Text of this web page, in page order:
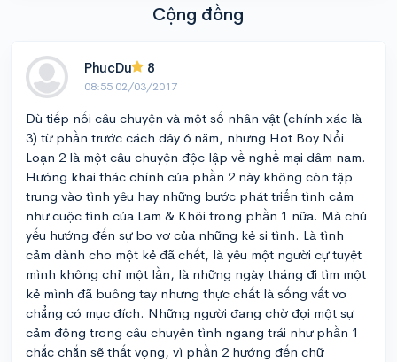
Cộng đồng
PhucDu 8
08:55 02/03/2017
Dù tiếp nối câu chuyện và một số nhân vật (chính xác là
3) từ phần trước cách đây 6 năm, nhưng Hot Boy Nổi
Loạn 2 là một câu chuyện độc lập về nghề mại dâm nam.
Hướng khai thác chính của phần 2 này không còn tập
trung vào tình yêu hay những bước phát triển tình cảm
như cuộc tình của Lam & Khôi trong phần 1 nữa. Mà chủ
yếu hướng đến sự bơ vơ của những kẻ si tình. Là tình
cảm dành cho một kẻ đã chết, là yêu một người cự tuyệt
mình không chỉ một lần, là những ngày tháng đi tìm một
kẻ mình đã buông tay nhưng thực chất là sống vất vơ
chẳng có mục đích. Những người đang chờ đợi một sự
cảm động trong câu chuyện tình ngang trái như phần 1
chắc chắn sẽ thất vọng, vì phần 2 hướng đến chữ